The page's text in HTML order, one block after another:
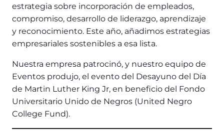
estrategia sobre incorporación de empleados,
compromiso, desarrollo de liderazgo, aprendizaje
y reconocimiento. Este año, añadimos estrategias
empresariales sostenibles a esa lista.
Nuestra empresa patrocinó, y nuestro equipo de
Eventos produjo, el evento del Desayuno del Día
de Martin Luther King Jr, en beneficio del Fondo
Universitario Unido de Negros (United Negro
College Fund).